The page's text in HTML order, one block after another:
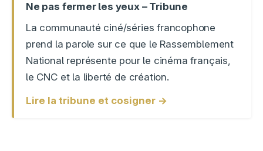
Ne pas fermer les yeux – Tribune
La communauté ciné/séries francophone
prend la parole sur ce que le Rassemblement
National représente pour le cinéma français,
le CNC et la liberté de création.
Lire la tribune et cosigner →